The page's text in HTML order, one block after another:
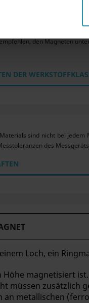
mit Verformungskräften
sind
den Magneten
DER
sind nicht bei
des
Loch, ein
Höhe magnetisiert
müssen zusätzlich
an metallischen